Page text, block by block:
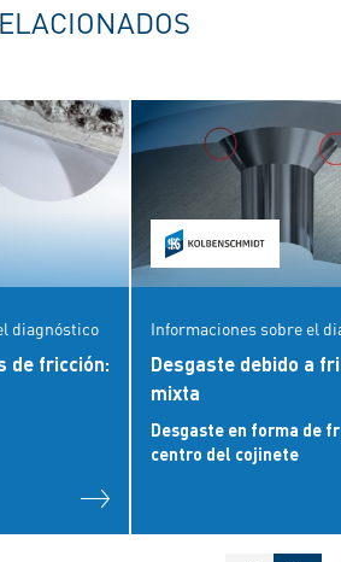
diagnóstico
de fricción:
Informaciones sobre el
Desgaste debido a
mixta
Desgaste en forma de
centro del cojinete